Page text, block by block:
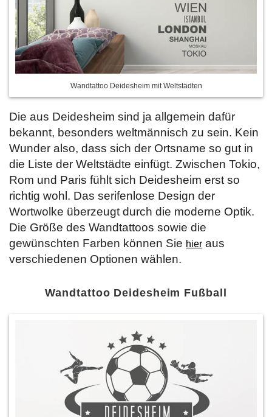
Wandtattoo Deidesheim mit Weltstädten
Die aus Deidesheim sind ja allgemein dafür
bekannt, besonders weltmännisch zu sein. Kein
Wunder also, dass sich der Ortsname so gut in
die Liste der Weltstädte einfügt. Zwischen Tokio,
Rom und Paris fühlt sich Deidesheim erst so
richtig wohl. Das serifenlose Design der
Wortwolke überzeugt durch die moderne Optik.
Die Größe des Wandtattoos sowie die
gewünschten Farben können Sie hier aus
verschiedenen Optionen wählen.
Wandtattoo Deidesheim Fußball